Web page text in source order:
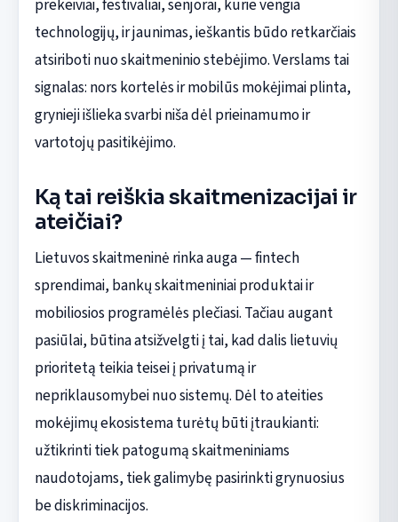
prekeiviai, festivaliai, senjorai, kurie vengia
technologijų, ir jaunimas, ieškantis būdo retkarčiais
atsiriboti nuo skaitmeninio stebėjimo. Verslams tai
signalas: nors kortelės ir mobilūs mokėjimai plinta,
grynieji išlieka svarbi niša dėl prieinamumo ir
vartotojų pasitikėjimo.
Ką tai reiškia skaitmenizacijai ir
ateičiai?
Lietuvos skaitmeninė rinka auga — fintech
sprendimai, bankų skaitmeniniai produktai ir
mobiliosios programėlės plečiasi. Tačiau augant
pasiūlai, būtina atsižvelgti į tai, kad dalis lietuvių
prioritetą teikia teisei į privatumą ir
nepriklausomybei nuo sistemų. Dėl to ateities
mokėjimų ekosistema turėtų būti įtraukianti:
užtikrinti tiek patogumą skaitmeniniams
naudotojams, tiek galimybę pasirinkti grynuosius
be diskriminacijos.